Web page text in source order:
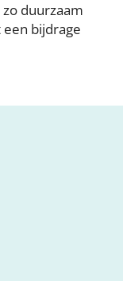
duurzaam
bijdrage